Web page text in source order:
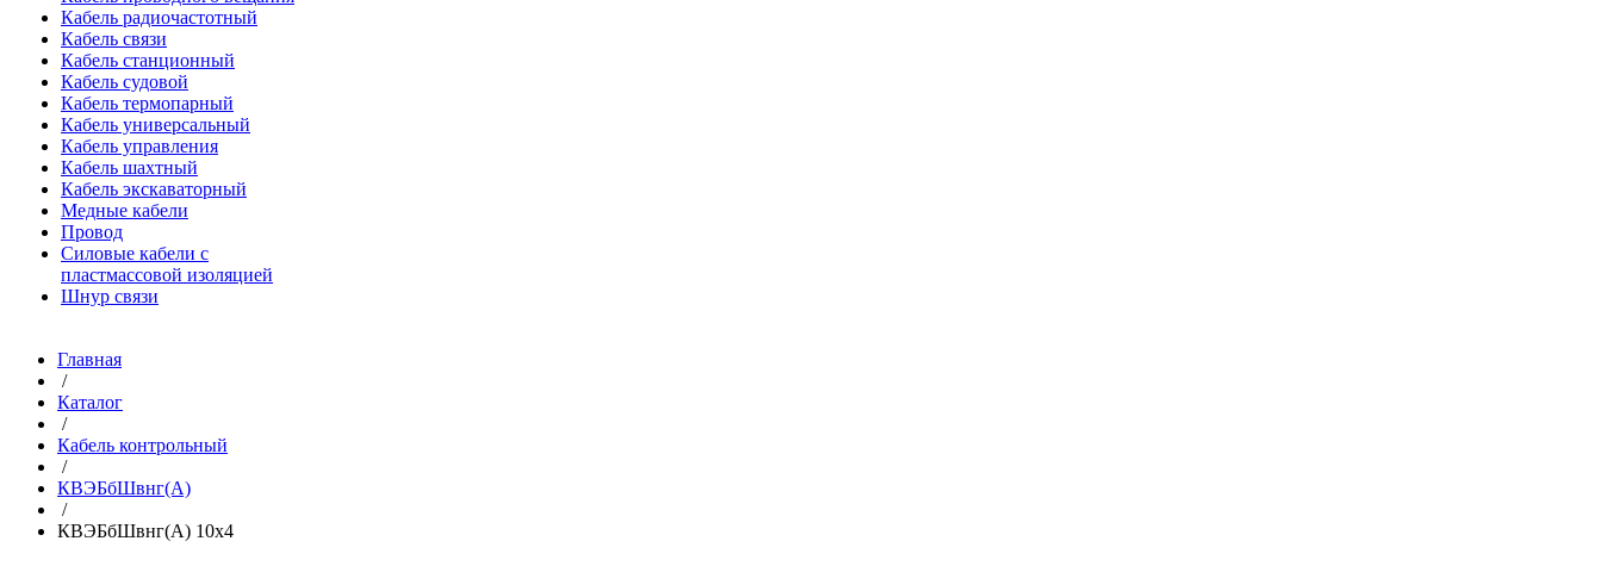
Кабель радиочастотный
Кабель связи
Кабель станционный
Кабель судовой
Кабель термопарный
Кабель универсальный
Кабель управления
Кабель шахтный
Кабель экскаваторный
Медные кабели
Провод
Силовые кабели с
пластмассовой изоляцией
Шнур связи
Главная
/
Каталог
/
Кабель контрольный
/
КВЭБбШвнг(A)
/
КВЭБбШвнг(A) 10х4